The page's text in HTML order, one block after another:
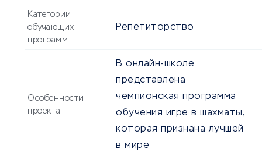
Категории
обучающих
программ
Репетиторство
Особенности
проекта
В онлайн-школе
представлена
чемпионская программа
обучения игре в шахматы,
которая признана лучшей
в мире